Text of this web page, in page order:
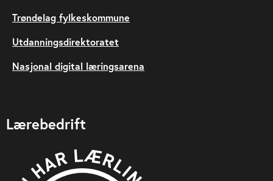
Trøndelag fylkeskommune
Utdanningsdirektoratet
Nasjonal digital læringsarena
Lærebedrift